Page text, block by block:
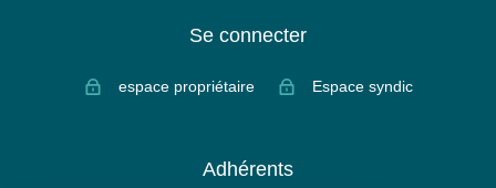
Se connecter
espace propriétaire Espace syndic
Adhérents